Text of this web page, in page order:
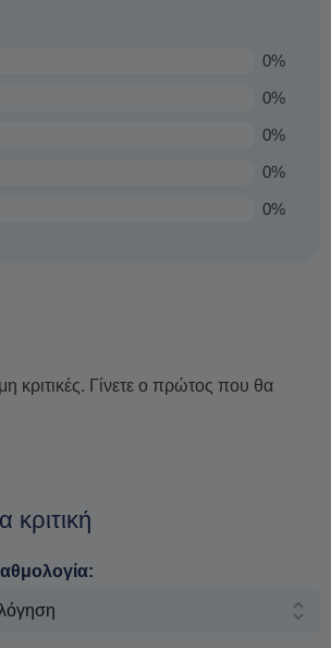
0%
0%
0%
0%
0%
κριτικές. Γίνετε ο πρώτος που θα
κριτική